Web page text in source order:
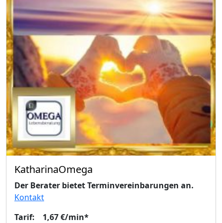
KatharinaOmega
Der Berater bietet Terminvereinbarungen an.
Kontakt
Tarif: 1,67 €/min*